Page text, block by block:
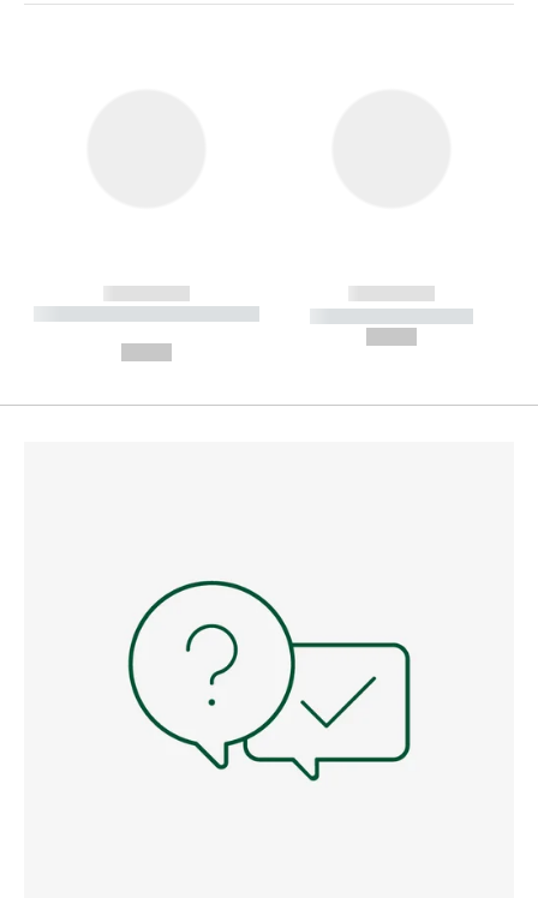
------------
----------- ----------- --------
------------
----------- -----------